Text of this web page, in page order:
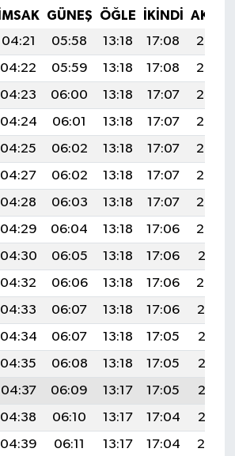
İMSAK GÜNEŞ ÖĞLE İKINDI
04:21 05:58 13:18 17:08
20:28
04:22 05:59 13:18 17:08
20:27
04:23 06:00 13:18 17:07
20:26
04:24 06:01 13:18 17:07
20:25
04:25 06:02 13:18 17:07
20:25
04:27 06:02 13:18 17:07
20:24
04:28 06:03 13:18 17:07
20:23
04:29 06:04 13:18 17:06
20:22
04:30 06:05 13:18 17:06
20:21
04:32 06:06 13:18 17:06
20:20
04:33 06:07 13:18 17:06
20:19
04:34 06:07 13:18 17:05
20:18
04:35 06:08 13:18 17:05
20:17
04:37 06:09 13:17 17:05
20:16
04:38 06:10 13:17 17:04
20:15
04:39 06:11 13:17 17:04
20:14